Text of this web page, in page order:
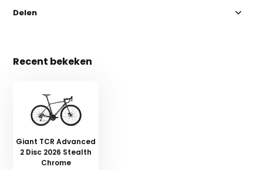
Delen
Recent bekeken
Giant TCR Advanced
2 Disc 2026 Stealth
Chrome